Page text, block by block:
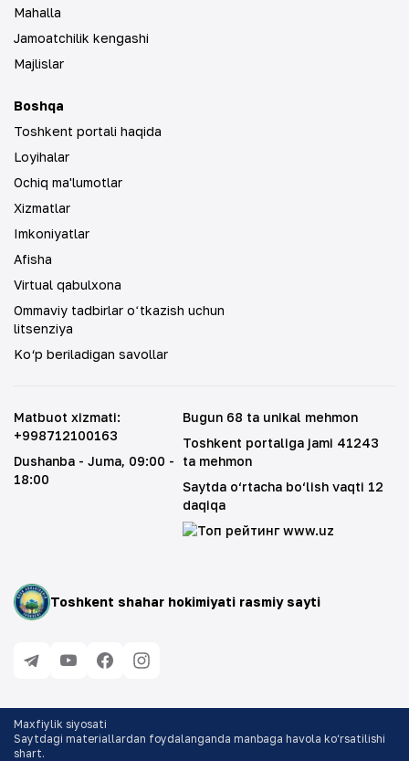
Mahalla
Jamoatchilik kengashi
Majlislar
Boshqa
Toshkent portali haqida
Loyihalar
Ochiq ma'lumotlar
Xizmatlar
Imkoniyatlar
Afisha
Virtual qabulxona
Ommaviy tadbirlar oʻtkazish uchun
litsenziya
Ko‘p beriladigan savollar
Toshkent shahar hokimiyati rasmiy sayti
Matbuot xizmati:
+998712100163
Dushanba - Juma, 09:00 -
18:00
Bugun 68 ta unikal mehmon
Toshkent portaliga jami 41243
ta mehmon
Saytda o‘rtacha bo‘lish vaqti 12
daqiqa
Maxfiylik siyosati
Saytdagi materiallardan foydalanganda manbaga havola ko‘rsatilishi
shart.